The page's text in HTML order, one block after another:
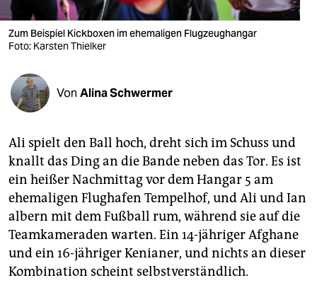
verlag
verlag
veranstaltungen
shop
unterstützen
abo
genossenschaft
epaper login
Zum Beispiel Kickboxen im ehemaligen Flugzeughangar
Foto: Karsten Thielker
Von Alina Schwermer
Ali spielt den Ball hoch, dreht sich im Schuss und
knallt das Ding an die Bande neben das Tor. Es ist
ein heißer Nachmittag vor dem Hangar 5 am
ehemaligen Flughafen Tempelhof, und Ali und Ian
albern mit dem Fußball rum, während sie auf die
Teamkameraden warten. Ein 14-jähriger Afghane
und ein 16-jähriger Kenianer, und nichts an dieser
Kombination scheint selbstverständlich.